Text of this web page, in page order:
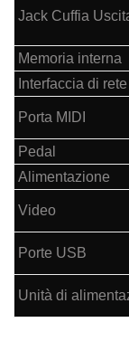
Jack Cuffia
Memoria interna
Interfaccia di rete
Porta MIDI
Pedal
Alimentazione
Video
Porte USB
Unità di